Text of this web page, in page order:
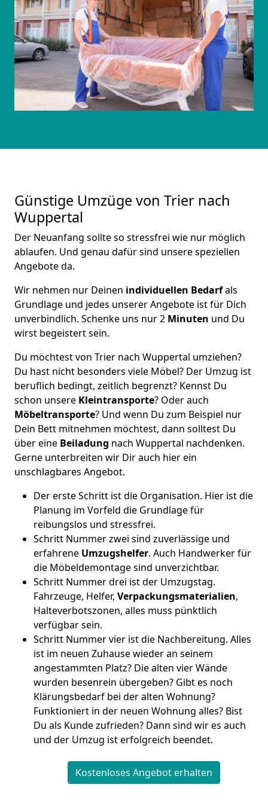
Günstige Umzüge von Trier nach
Wuppertal
Der Neuanfang sollte so stressfrei wie nur möglich
ablaufen. Und genau dafür sind unsere speziellen
Angebote da.
Wir nehmen nur Deinen individuellen Bedarfals
Grundlage und jedes unserer Angebote ist für Dich
unverbindlich. Schenke uns nur 2 Minuten und Du
wirst begeistert sein.
Du möchtest von Trier nach Wuppertal umziehen?
Du hast nicht besonders viele Möbel? Der Umzug ist
beruflich bedingt, zeitlich begrenzt? Kennst Du
schon unsere Kleintransporte? Oder auch
Möbeltransporte? Und wenn Du zum Beispiel nur
Dein Bett mitnehmen möchtest, dann solltest Du
über eine Beiladung nach Wuppertal nachdenken.
Gerne unterbreiten wir Dir auch hier ein
unschlagbares Angebot.
Der erste Schritt ist die Organisation. Hier ist die
Planung im Vorfeld die Grundlage für
reibungslos und stressfrei.
Schritt Nummer zwei sind zuverlässige und
erfahrene Umzugshelfer. Auch Handwerker für
die Möbeldemontage sind unverzichtbar.
Schritt Nummer drei ist der Umzugstag.
Fahrzeuge, Helfer, Verpackungsmaterialien,
Halteverbotszonen, alles muss pünktlich
verfügbar sein.
Schritt Nummer vier ist die Nachbereitung. Alles
ist im neuen Zuhause wieder an seinem
angestammten Platz? Die alten vier Wände
wurden besenrein übergeben? Gibt es noch
Klärungsbedarf bei der alten Wohnung?
Funktioniert in der neuen Wohnung alles? Bist
Du als Kunde zufrieden? Dann sind wir es auch
und der Umzug ist erfolgreich beendet.
Kostenloses Angebot erhalten